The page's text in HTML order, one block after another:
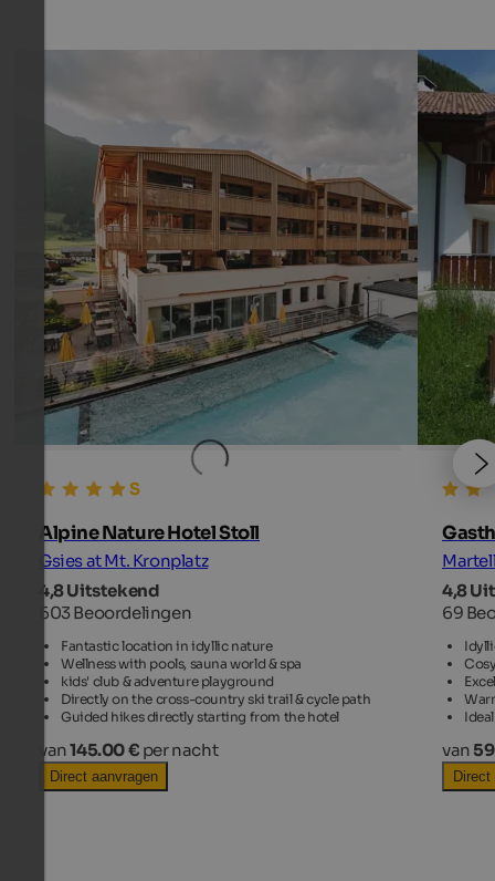
Alpine Nature Hotel Stoll
Gsies at Mt. Kronplatz
4,8 Uitstekend
603 Beoordelingen
Fantastic location in idyllic nature
Wellness with pools, sauna world & spa
kids' club & adventure playground
Directly on the cross-country ski trail & cycle path
Guided hikes directly starting from the hotel
van145.00 € per nacht
Direct aanvragen
4,8
69
van
Direct